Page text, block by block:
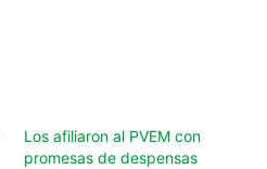
Los afiliaron al PVEM con
promesas de despensas